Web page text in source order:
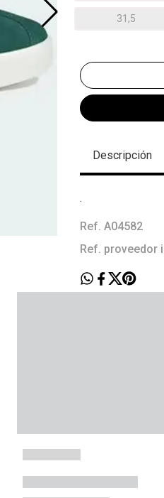
31,5
Descripción
.
Ref. A04582
Ref. proveedor